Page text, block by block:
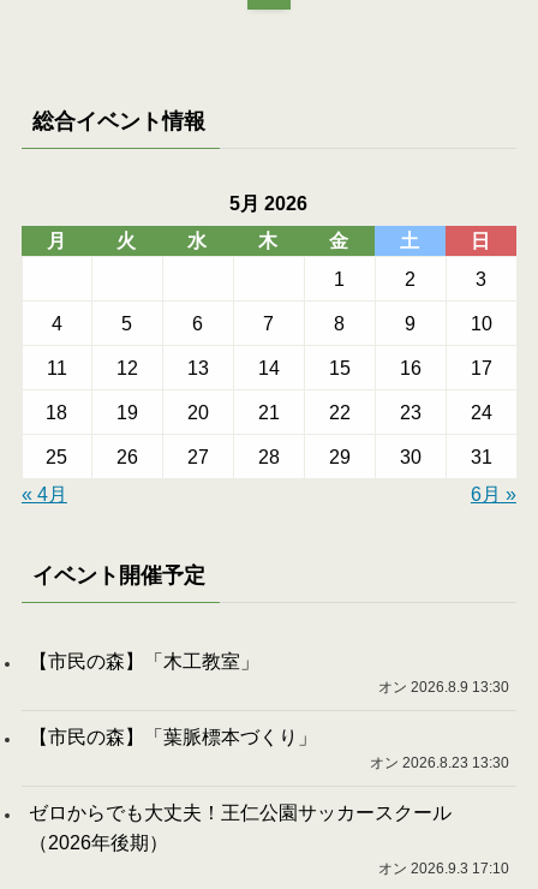
総合イベント情報
5月 2026
月
火 水 木 金 土
日
1
2 3
4 5 6 7 8 9 10
11 12 13 14 15 16 17
18 19 20 21 22 23 24
25 26 27 28 29 30
31
« 4月
6月 »
イベント開催予定
【市民の森】「木工教室」
オン 2026.8.9 13:30
【市民の森】「葉脈標本づくり」
オン 2026.8.23 13:30
ゼロからでも大丈夫！王仁公園サッカースクール
（2026年後期）
オン 2026.9.3 17:10